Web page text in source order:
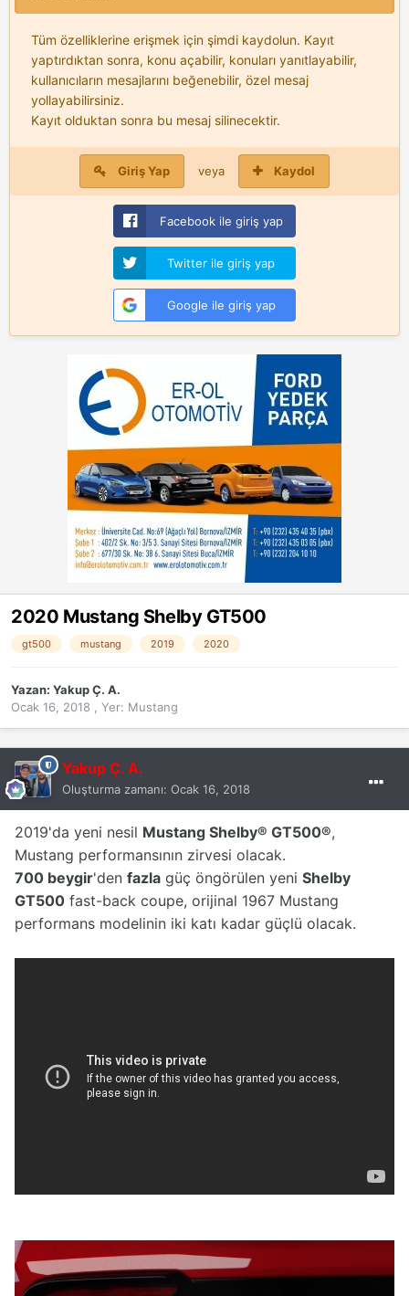
Tüm özelliklerine erişmek için şimdi kaydolun. Kayıt
yaptırdıktan sonra, konu açabilir, konuları yanıtlayabilir,
kullanıcıların mesajlarını beğenebilir, özel mesaj
yollayabilirsiniz.
Kayıt olduktan sonra bu mesaj silinecektir.
Giriş Yap veya Kaydol
Facebook ile giriş yap
Twitter ile giriş yap
Google ile giriş yap
2020 Mustang Shelby GT500
gt500 mustang 2019 2020
Yazan: Yakup Ç. A.
Ocak 16, 2018 , Yer: Mustang
Yakup Ç. A.
Oluşturma zamanı: Ocak 16, 2018
2019'da yeni nesil Mustang Shelby® GT500®,
Mustang performansının zirvesi olacak.
700 beygir'den fazla güç öngörülen yeni Shelby
GT500 fast-back coupe, orijinal 1967 Mustang
performans modelinin iki katı kadar güçlü olacak.